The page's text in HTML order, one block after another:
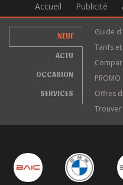
Accueil Publicité
NEUF
ACTU
OCCASION
SERVICES
Guide
Tarifs
PROMO
Offres
Trouver